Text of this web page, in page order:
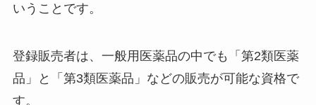
いうことです。
登録販売者は、一般用医薬品の中でも「第2類医薬
品」と「第3類医薬品」などの販売が可能な資格で
す。